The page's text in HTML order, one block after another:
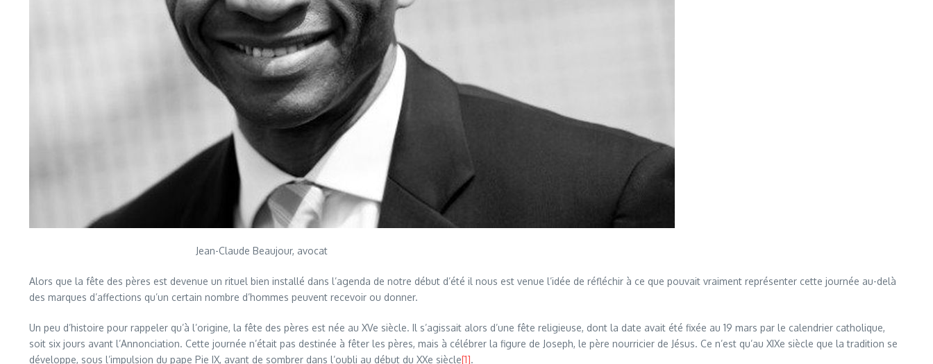
Jean-Claude Beaujour, avocat
Alors que la fête des pères est devenue un rituel bien installé dans l’agenda de notre début d’été il nous est venue l’idée de réfléchir à ce que pouvait vraiment représenter cette journée au-delà
des marques d’affections qu’un certain nombre d’hommes peuvent recevoir ou donner.
Un peu d’histoire pour rappeler qu’à l’origine, la fête des pères est née au XVe siècle. Il s’agissait alors d’une fête religieuse, dont la date avait été fixée au 19 mars par le calendrier catholique,
soit six jours avant l’Annonciation. Cette journée n’était pas destinée à fêter les pères, mais à célébrer la figure de Joseph, le père nourricier de Jésus. Ce n’est qu’au XIXe siècle que la tradition se
développe, sous l’impulsion du pape Pie IX, avant de sombrer dans l’oubli au début du XXe siècle[1].